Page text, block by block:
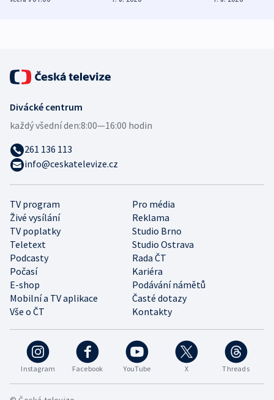
Instagram Facebook YouTube X Threads
TV program
Pro média
Živé vysílání
Reklama
TV poplatky
Studio Brno
Teletext
Studio Ostrava
Podcasty
Rada ČT
Počasí
Kariéra
E-shop
Podávání námětů
Mobilní a TV aplikace
Časté dotazy
Vše o ČT
Kontakty
Divácké centrum
každý všední den:8:00—16:00 hodin
261 136 113
info@ceskatelevize.cz